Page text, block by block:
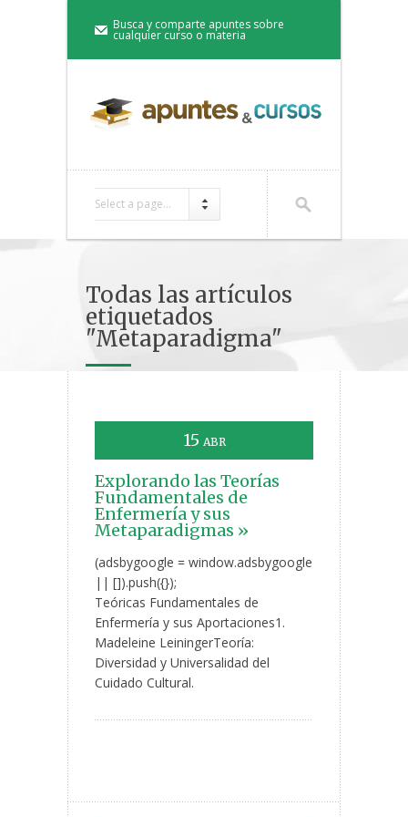
Busca y comparte apuntes sobre
cualquier curso o materia
Select a page...
Todas las artículos
etiquetados
"Metaparadigma"
15 ABR
Explorando las Teorías
Fundamentales de
Enfermería y sus
Metaparadigmas »
(adsbygoogle = window.adsbygoogle
|| []).push({});
Teóricas Fundamentales de
Enfermería y sus Aportaciones1.
Madeleine LeiningerTeoría:
Diversidad y Universalidad del
Cuidado Cultural.